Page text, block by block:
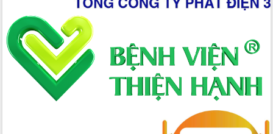
tâm Phục vụ hành chính công xã Ea
Phê
Xây dựng nền hành chính số đồng
hành cùng nông dân dân, doanh nghiệp
Giai đoạn 2026-2030, Đắk Lắk phấn
đấu có 77% xã đạt chuẩn nông thôn
Chuyển đổi số 'mở đường' cho nông